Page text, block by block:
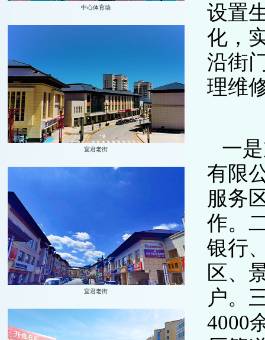
设置
化，
沿街
理维
一
有限
服务
作。
银行
区、
户。
4000